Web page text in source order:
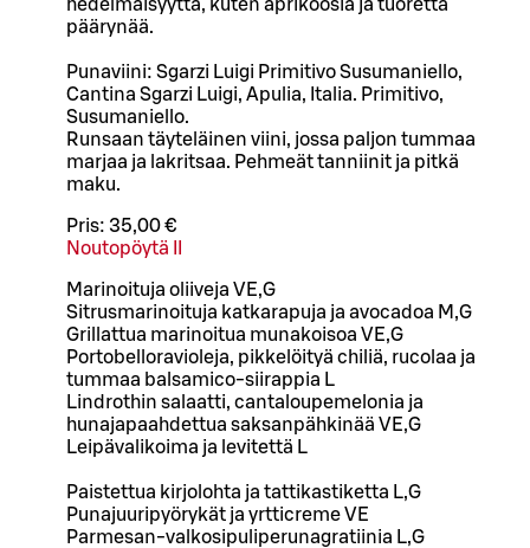
hedelmäisyyttä, kuten aprikoosia ja tuoretta
päärynää.
Punaviini: Sgarzi Luigi Primitivo Susumaniello,
Cantina Sgarzi Luigi, Apulia, Italia. Primitivo,
Susumaniello.
Runsaan täyteläinen viini, jossa paljon tummaa
marjaa ja lakritsaa. Pehmeät tanniinit ja pitkä
maku.
Pris: 35,00 €
Noutopöytä II
Marinoituja oliiveja VE,G
Sitrusmarinoituja katkarapuja ja avocadoa M,G
Grillattua marinoitua munakoisoa VE,G
Portobelloravioleja, pikkelöityä chiliä, rucolaa ja
tummaa balsamico-siirappia L
Lindrothin salaatti, cantaloupemelonia ja
hunajapaahdettua saksanpähkinää VE,G
Leipävalikoima ja levitettä L
Paistettua kirjolohta ja tattikastiketta L,G
Punajuuripyörykät ja yrtticreme VE
Parmesan-valkosipuliperunagratiinia L,G